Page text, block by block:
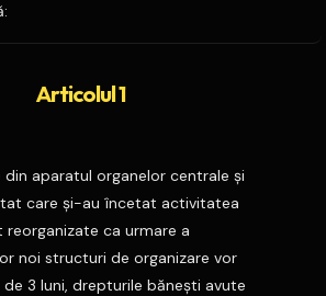
Articolul 1
din aparatul organelor centrale şi
care şi-au încetat activitatea
reorganizate ca urmare a
noi structuri de organizare vor
3 luni, drepturile băneşti avute